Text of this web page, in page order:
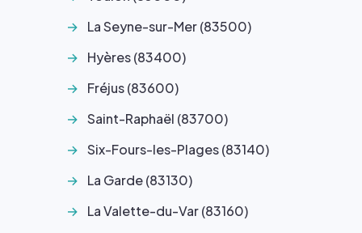
La Seyne-sur-Mer (83500)
Hyères (83400)
Fréjus (83600)
Saint-Raphaël (83700)
Six-Fours-les-Plages (83140)
La Garde (83130)
La Valette-du-Var (83160)